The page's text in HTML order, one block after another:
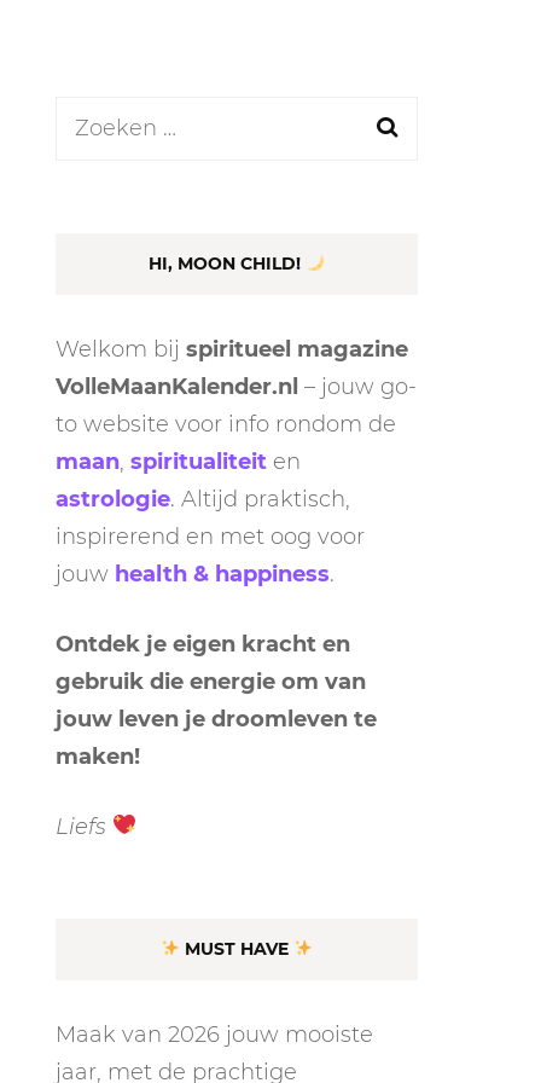
WILDPLUKKEN
NIEUWS
CONTACT
Zoeken
HI, MOON CHILD!
Welkom bij spiritueel magazine
VolleMaanKalender.nl – jouw go-
to website voor info rondom de
maan, spiritualiteit en
astrologie. Altijd praktisch,
inspirerend en met oog voor
jouw health & happiness.
Ontdek je eigen kracht en
gebruik die energie om van
jouw leven je droomleven te
maken!
Liefs
MUST HAVE
Maak van 2026 jouw mooiste
jaar, met de prachtige